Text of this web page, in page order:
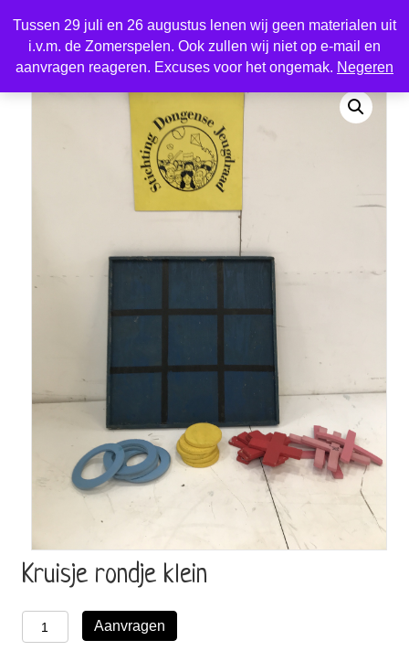
Tussen 29 juli en 26 augustus lenen wij geen materialen uit
i.v.m. de Zomerspelen. Ook zullen wij niet op e-mail en
aanvragen reageren. Excuses voor het ongemak. Negeren
Home/Sport en spel/ Kruisje rondje klein
Kruisje rondje klein
Kruisje
rondje
Aanvragen